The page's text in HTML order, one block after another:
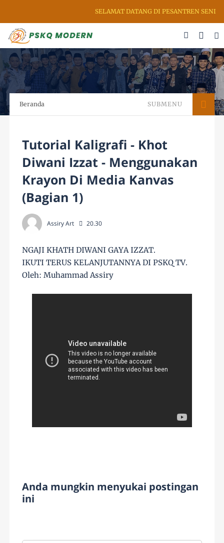
SELAMAT DATANG DI PESANTREN SENI
Beranda SUBMENU
Tutorial Kaligrafi - Khot
Diwani Izzat - Menggunakan
Krayon Di Media Kanvas
(Bagian 1)
Assiry Art 20.30
NGAJI KHATH DIWANI GAYA IZZAT.
IKUTI TERUS KELANJUTANNYA DI PSKQ TV.
Oleh: Muhammad Assiry
Anda mungkin menyukai postingan
ini